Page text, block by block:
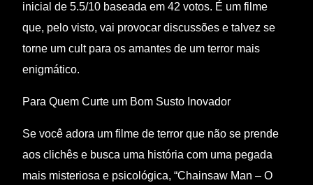
inicial de 5.5/10 baseada em 42 votos. É um filme
que, pelo visto, vai provocar discussões e talvez se
torne um cult para os amantes de um terror mais
enigmático.
Para Quem Curte um Bom Susto Inovador
Se você adora um filme de terror que não se prende
aos clichês e busca uma história com uma pegada
mais misteriosa e psicológica, “Chainsaw Man – O